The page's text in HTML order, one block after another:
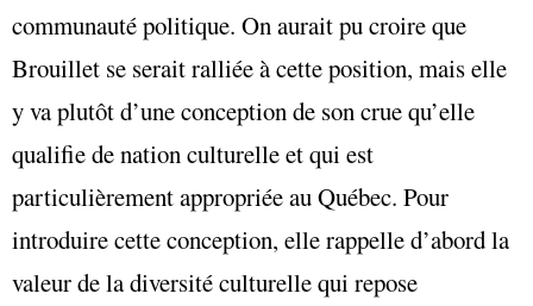
communauté politique. On aurait pu croire que
Brouillet se serait ralliée à cette position, mais elle
y va plutôt d’une conception de son crue qu’elle
qualifie de nation culturelle et qui est
particulièrement appropriée au Québec. Pour
introduire cette conception, elle rappelle d’abord la
valeur de la diversité culturelle qui repose